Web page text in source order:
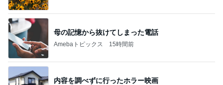
母の記憶から抜けてしまった電話
Amebaトピックス 15時間前
内容を調べずに行ったホラー映画